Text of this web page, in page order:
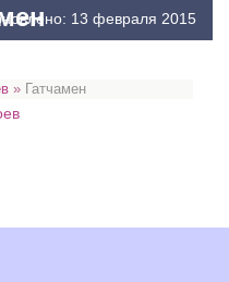
13 февраля 2015
» Гатчамен